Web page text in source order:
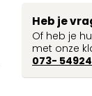
Heb je
Of heb je
met onze
073-